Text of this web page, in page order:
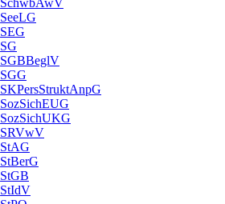
SeeLG
SEG
SG
SGBBeglV
SGG
SKPersStruktAnpG
SozSichEUG
SozSichUKG
SRVwV
StAG
StBerG
StGB
StIdV